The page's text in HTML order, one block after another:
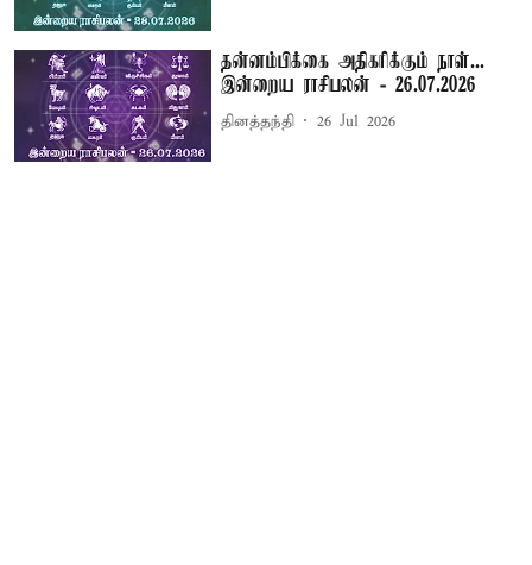
தன்னம்பிக்கை அதிகரிக்கும் நாள்...
இன்றைய ராசிபலன் - 26.07.2026
தினத்தந்தி 26 Jul 2026